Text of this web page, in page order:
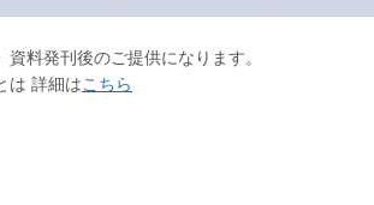
料発刊後のご提供になります。
は 詳細はこちら